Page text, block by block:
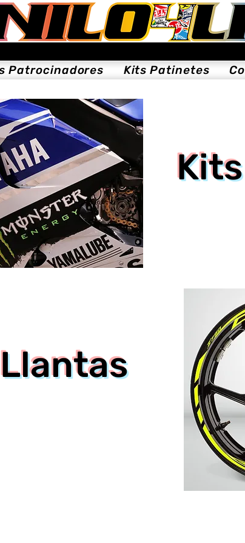
Patrocinadores Kits Patinetes